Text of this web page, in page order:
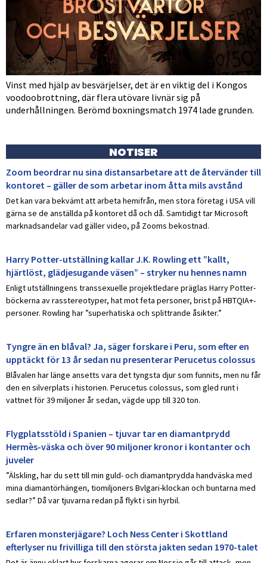
Vinst med hjälp av besvärjelser, det är en viktig del i Kongos
voodoobrottning, där flera utövare livnär sig på
underhållningen. Berömd boxningsmatch 1974 lade grunden.
NOTISER
Zoom beordrar nu sina distansarbetare att de återvänder till
kontoret – gäller de som arbetar inom åtta mils avstånd
Det kan vara bekvämt att arbeta hemifrån, men stora företag i USA vill
gärna se de anställda på kontoret då och då. Samtidigt tar Microsoft
marknadsandelar vad gäller video, på Zooms bekostnad.
Harry Potter-utställning kallar J.K. Rowling ett ”kallt,
hjärtlöst, glädjesugande väsen” – stryker nu hennes namn
Enligt utställningens transsexuelle projektledare präglas Harry Potter-
böckerna av rasstereotyper, hat mot feta personer, brist på HBTQIA+-
personer. Rowling har ”superhatiska och splittrande åsikter.”
Tyngre än en blåval? Ja, säger forskare i Peru, som efter en
upptäckt för 13 år sedan nu presenterar Perucetus colossus
Blåvalen har länge ansetts vara det tyngsta djur som funnits, men nu får
den en silverplats i historien. Perucetus colossus, som gled runt i
vattnet för 39 miljoner år sedan, vägde upp till 320 ton.
Flygplatsstöld i Spanien – tjuvar tar en diamantprydd
Hermès-väska och över 90 miljoner kronor i kontanter och
juveler
”Älskling, har du sett till min guld- och diamantprydda handväska med
mina diamantörhängen, tiomiljoners Bvlgari-klockan och buntarna med
sedlar?” Då var tjuvarna redan på flykt i sin hyrbil.
Erfaren monsterjägare? Loch Ness Center i Skottland
efterlyser nu frivilliga till den största jakten sedan 1970-talet